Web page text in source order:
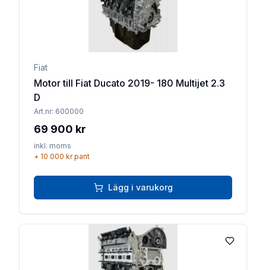
Fiat
Motor till Fiat Ducato 2019- 180 Multijet 2.3
D
Art.nr: 600000
69 900 kr
inkl. moms
+ 10 000 krpant
Lägg i varukorg
Lägg till